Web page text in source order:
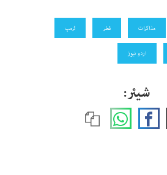
مذاکرات قطر ٹرمپ
اردو نیوز
شیئر: